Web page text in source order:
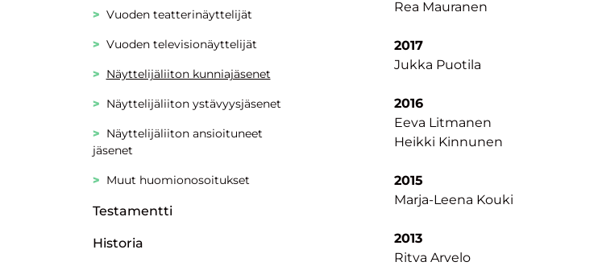
Rea Mauranen
2017
Jukka Puotila
2016
Eeva Litmanen
Heikki Kinnunen
2015
Marja-Leena Kouki
2013
Ritva Arvelo
Vuoden teatterinäyttelijät
Vuoden televisionäyttelijät
Näyttelijäliiton kunniajäsenet
Näyttelijäliiton ystävyysjäsenet
Näyttelijäliiton ansioituneet
jäsenet
Muut huomionosoitukset
Testamentti
Historia